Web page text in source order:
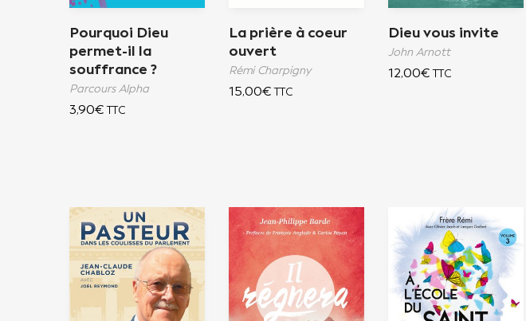
Pourquoi Dieu
permet-il la
souffrance ?
Parcours Alpha
3,90€ TTC
La prière à coeur
ouvert
Rémi Charpigny
15,00€ TTC
Dieu vous invite
John Arnott
12,00€ TTC